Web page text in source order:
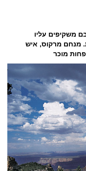
משקיפים עליו
מנחם מרקוס, איש
מוכר